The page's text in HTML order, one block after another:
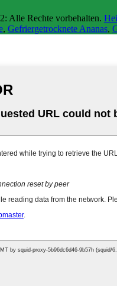
Alle Rechte vorbehalten.
, Gefriergetrocknete Ananas,